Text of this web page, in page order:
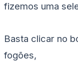
fizemos uma
Basta clicar no
fogões,